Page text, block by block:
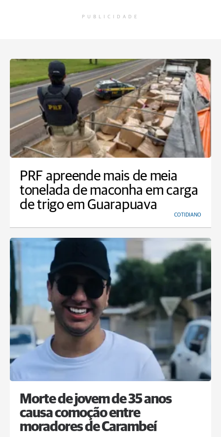
PUBLICIDADE
PRF apreende mais de meia
tonelada de maconha em carga
de trigo em Guarapuava
COTIDIANO
Morte de jovem de 35 anos
causa comoção entre
moradores de Carambeí